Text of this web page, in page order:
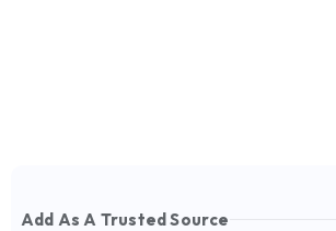
Add As A Trusted Source